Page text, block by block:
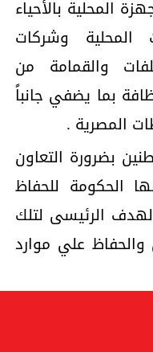
المحلية بالأحياء
المحلية وشركات
والقمامة من
بما يضفي جانباً
المصرية .
بضرورة التعاون
الحكومة للحفاظ
الرئيسى لتلك
علي موارد